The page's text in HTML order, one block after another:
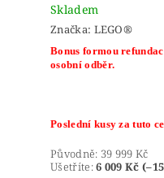
Skladem
Značka: LEGO®
Bonus formou
osobní odběr.
Poslední kusy za tuto
Původně: 39 999 Kč
Ušetříte:6 009 Kč